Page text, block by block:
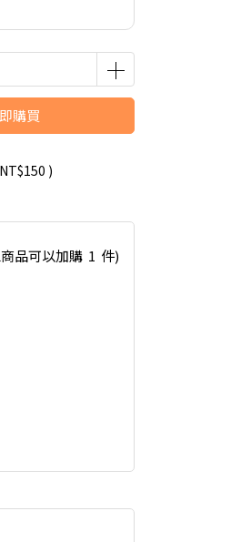
購買
NT$150 )
品可以加購 1 件)